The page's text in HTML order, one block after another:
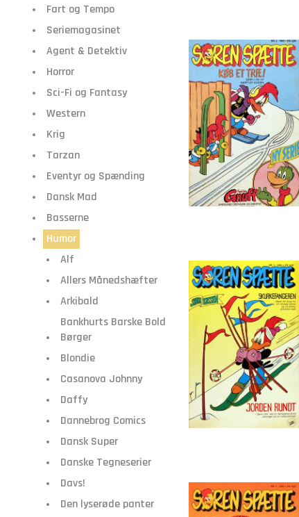
Fart og Tempo
Seriemagasinet
Agent & Detektiv
Horror
Sci-Fi og Fantasy
Western
Krig
Tarzan
Eventyr og Spænding
Dansk Mad
Basserne
Humor
Alf
Allers Månedshæfter
Arkibald
Bankhurts Barske Bold
Børger
Blondie
Casanova Johnny
Daffy
Dannebrog Comics
Dansk Super
Danske Tegneserier
Davs!
Den lyserøde panter